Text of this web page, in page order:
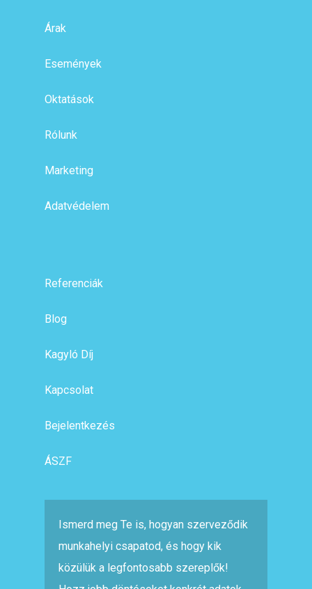
Árak
Események
Oktatások
Rólunk
Marketing
Adatvédelem
Referenciák
Blog
Kagyló Díj
Kapcsolat
Bejelentkezés
ÁSZF
Ismerd meg Te is, hogyan szerveződik
munkahelyi csapatod, és hogy kik
közülük a legfontosabb szereplők!